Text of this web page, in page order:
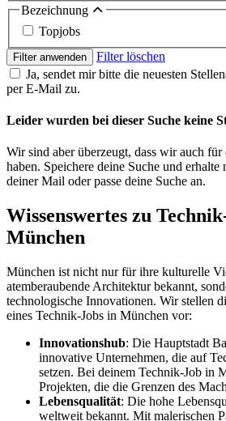
Bezeichnung
Topjobs
Filter anwenden
Filter löschen
Ja, sendet mir bitte die neuesten
per E-Mail zu.
Leider wurden bei dieser Suche keine
Wir sind aber überzeugt, dass wir auch für
haben. Speichere deine Suche und erhalte
deiner Mail oder passe deine Suche an.
Wissenswertes zu
München
München ist nicht nur für ihre kulturelle
atemberaubende Architektur bekannt,
technologische Innovationen. Wir stellen
eines Technik-Jobs in München vor:
Innovationshub: Die Hauptstadt
innovative Unternehmen, die auf
setzen. Bei deinem Technik-Job in
Projekten, die die Grenzen des
Lebensqualität: Die hohe
weltweit bekannt. Mit malerischen